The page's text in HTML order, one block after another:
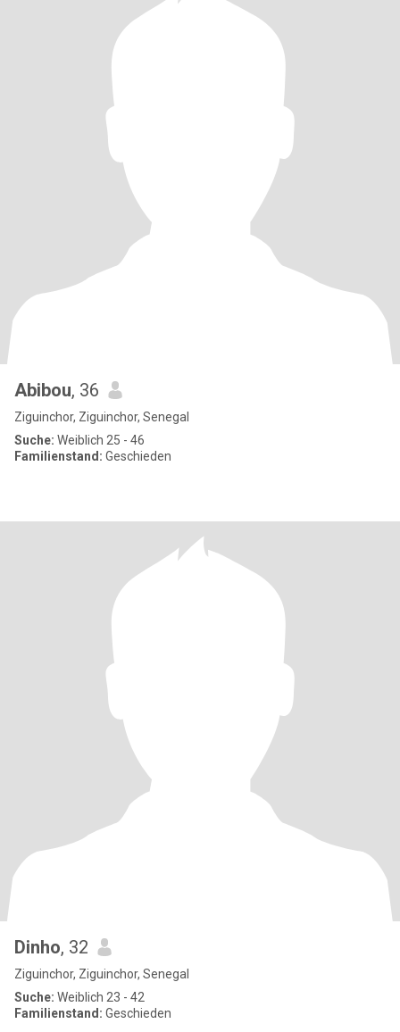
Abibou, 36
Ziguinchor, Ziguinchor, Senegal
Suche: Weiblich 25 - 46
Familienstand: Geschieden
Dinho, 32
Ziguinchor, Ziguinchor, Senegal
Suche: Weiblich 23 - 42
Familienstand: Geschieden